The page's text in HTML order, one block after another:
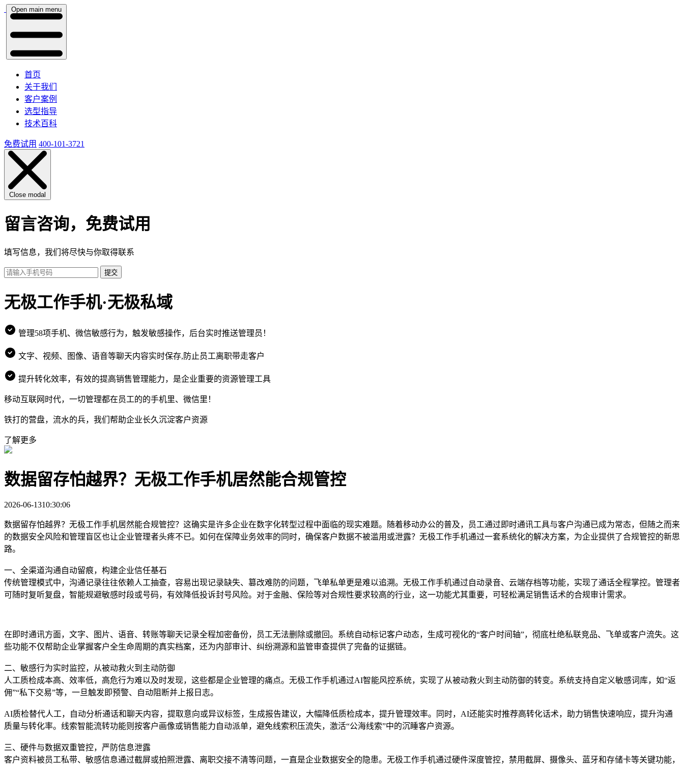
Open main menu
首页
关于我们
客户案例
选型指导
技术百科
免费试用 400-101-3721
Close modal
留言咨询，免费试用
填写信息，我们将尽快与你取得联系
提交
无极工作手机·无极私域
管理58项手机、微信敏感行为，触发敏感操作，后台实时推送管理员！
文字、视频、图像、语音等聊天内容实时保存,防止员工离职带走客户
提升转化效率，有效的提高销售管理能力，是企业重要的资源管理工具
移动互联网时代，一切管理都在员工的的手机里、微信里！
铁打的营盘，流水的兵，我们帮助企业长久沉淀客户资源
了解更多
数据留存怕越界？无极工作手机居然能合规管控
2026-06-1310:30:06
数据留存怕越界？无极工作手机居然能合规管控？这确实是许多企业在数字化转型过程中面临的现实难题。随着移动办公的普及，员工通过即时通讯工具与客户沟通已成为常态，但随之而来
的数据安全风险和管理盲区也让企业管理者头疼不已。如何在保障业务效率的同时，确保客户数据不被滥用或泄露？无极工作手机通过一套系统化的解决方案，为企业提供了合规管控的新思
路。
一、全渠道沟通自动留痕，构建企业信任基石
传统管理模式中，沟通记录往往依赖人工抽查，容易出现记录缺失、篡改难防的问题，飞单私单更是难以追溯。无极工作手机通过自动录音、云端存档等功能，实现了通话全程掌控。管理者
可随时复听复盘，智能规避敏感时段或号码，有效降低投诉封号风险。对于金融、保险等对合规性要求较高的行业，这一功能尤其重要，可轻松满足销售话术的合规审计需求。
在即时通讯方面，文字、图片、语音、转账等聊天记录全程加密备份，员工无法删除或撤回。系统自动标记客户动态，生成可视化的“客户时间轴”，彻底杜绝私联竞品、飞单或客户流失。这
些功能不仅帮助企业掌握客户全生命周期的真实档案，还为内部审计、纠纷溯源和监管审查提供了完备的证据链。
二、敏感行为实时监控，从被动救火到主动防御
人工质检成本高、效率低，高危行为难以及时发现，这些都是企业管理的痛点。无极工作手机通过AI智能风控系统，实现了从被动救火到主动防御的转变。系统支持自定义敏感词库，如“返
佣”“私下交易”等，一旦触发即预警、自动阻断并上报日志。
AI质检替代人工，自动分析通话和聊天内容，提取意向或异议标签，生成报告建议，大幅降低质检成本，提升管理效率。同时，AI还能实时推荐高转化话术，助力销售快速响应，提升沟通
质量与转化率。线索智能流转功能则按客户画像或销售能力自动派单，避免线索积压流失，激活“公海线索”中的沉睡客户资源。
三、硬件与数据双重管控，严防信息泄露
客户资料被员工私带、敏感信息通过截屏或拍照泄露、离职交接不清等问题，一直是企业数据安全的隐患。无极工作手机通过硬件深度管控，禁用截屏、摄像头、蓝牙和存储卡等关键功能，